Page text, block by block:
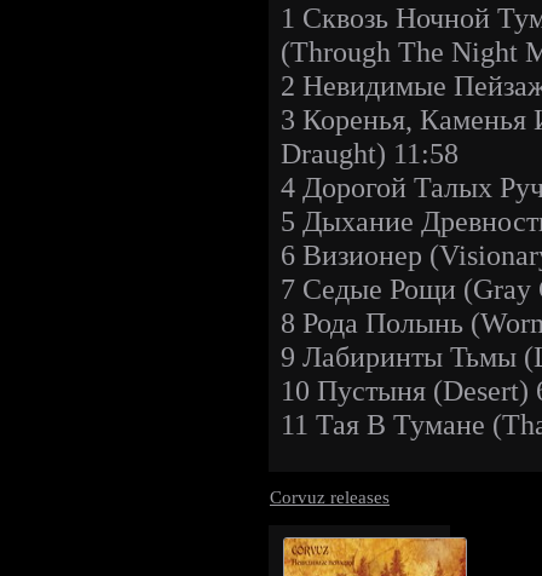
1 Сквозь Ночной
(Through The Night
2 Невидимые
3 Коренья, Каменья
Draught) 11:58
4 Дорогой Талых
5 Дыхание
6 Визионер
7 Седые Рощи (Gray
8 Рода Полынь
9 Лабиринты Тьмы
10 Пустыня (Desert)
11 Тая В Тумане
Corvuz releases